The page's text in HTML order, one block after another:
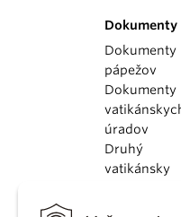
Dokumenty
Dokumenty
pápežov
Dokumenty
úradov
Druhý
vatikánsky